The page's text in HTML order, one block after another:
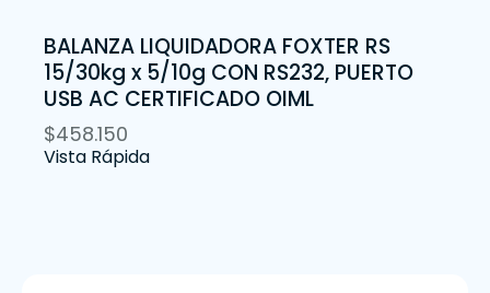
BALANZA LIQUIDADORA FOXTER RS
15/30kg x 5/10g CON RS232, PUERTO
USB AC CERTIFICADO OIML
$458.150
Vista Rápida